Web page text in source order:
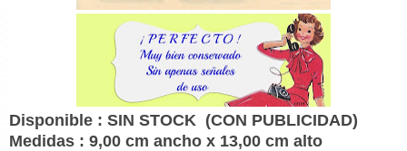
Disponible : SIN STOCK (CON PUBLICIDAD)
Medidas : 9,00 cm ancho x 13,00 cm alto